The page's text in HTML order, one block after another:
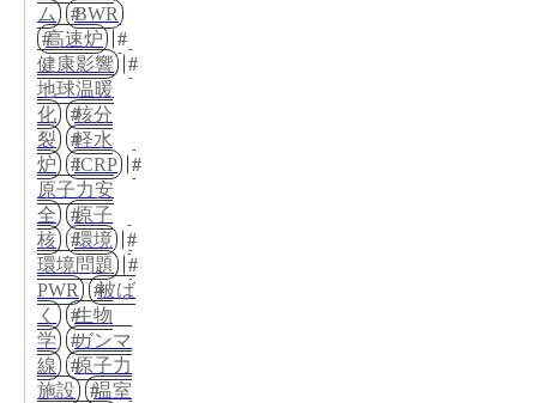
ム
BWR
高速炉
健康影響
地球温暖
化
核分
裂
軽水
炉
ICRP
原子力安
全
原子
核
環境
環境問題
PWR
被ば
く
生物
学
ガンマ
線
原子力
施設
温室